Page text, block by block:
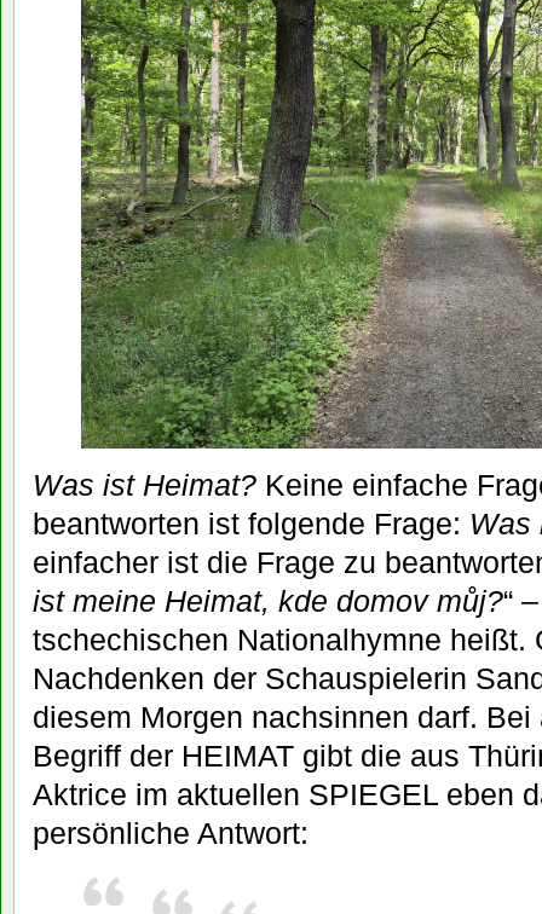
Was ist Heimat? Keine einfache
beantworten ist folgende Frage: Was
einfacher ist die Frage zu
ist meine Heimat, kde domov můj?“
tschechischen Nationalhymne heißt.
Nachdenken der Schauspielerin
diesem Morgen nachsinnen darf.
Begriff der HEIMAT gibt die aus
Aktrice im aktuellen SPIEGEL eben
persönliche Antwort: